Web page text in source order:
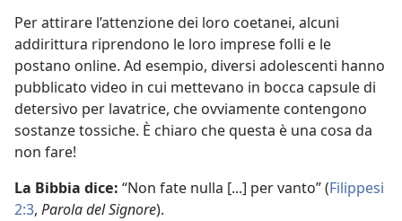
Per attirare l’attenzione dei loro coetanei, alcuni
addirittura riprendono le loro imprese folli e le
postano online. Ad esempio, diversi adolescenti hanno
pubblicato video in cui mettevano in bocca capsule di
detersivo per lavatrice, che ovviamente contengono
sostanze tossiche. È chiaro che questa è una cosa da
non fare!
La Bibbia dice: “Non fate nulla [...] per vanto” (Filippesi
2:3, Parola del Signore).